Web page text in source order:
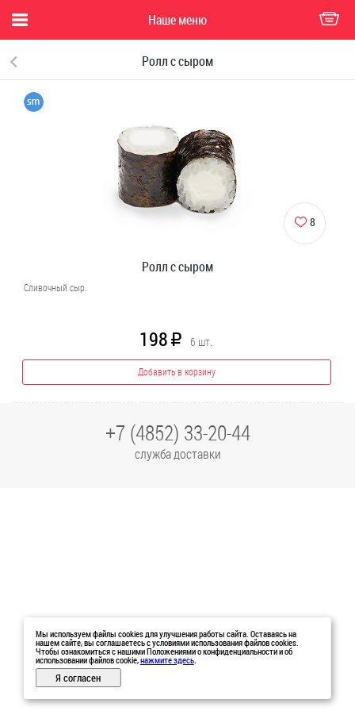
Наше меню
Ролл с сыром
8
Ролл с сыром
Сливочный сыр.
198 R 6 шт.
Добавить в корзину
+7 (4852) 33-20-44
служба доставки
Мы используем файлы cookies для улучшения работы сайта. Оставаясь на
нашем сайте, вы соглашаетесь с условиями использования файлов cookies.
Чтобы ознакомиться с нашими Положениями о конфиденциальности и об
использовании файлов cookie,нажмите здесь.
Я согласен